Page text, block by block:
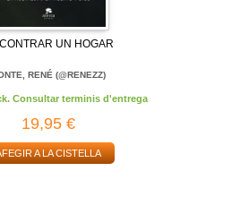
UN HOGAR
RENÉ (@RENEZZ)
Consultar terminis d'entrega
19,95 €
A LA CISTELLA